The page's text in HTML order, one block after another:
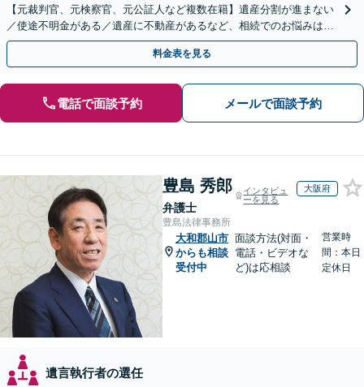
【元裁判官、元検察官、元公証人など複数在籍】遺産分割が進まない
／使途不明金がある／遺産に不動産があるなど、相続でのお悩みはご
相談ください【他士業連携で登記・税も対応】
料金表を見る
電話で面談予約 メールで面談予約
豊島 秀郎
弁護士
インタビュ
ーを見る
大阪府
豊島法律事務所
大和郡山市
からも相談
受付中
面談方法(対面・
電話・ビデオな
ど)は応相談
営業時
間：本日
定休日
遺言執行者の選任